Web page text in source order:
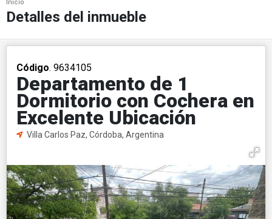
Inicio
Detalles del inmueble
Código. 9634105
Departamento de 1
Dormitorio con Cochera en
Excelente Ubicación
Villa Carlos Paz, Córdoba, Argentina